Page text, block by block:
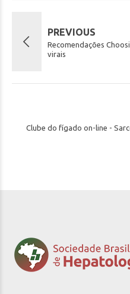
PREVIOUS
Recomendações
virais
Clube do fígado on-line -